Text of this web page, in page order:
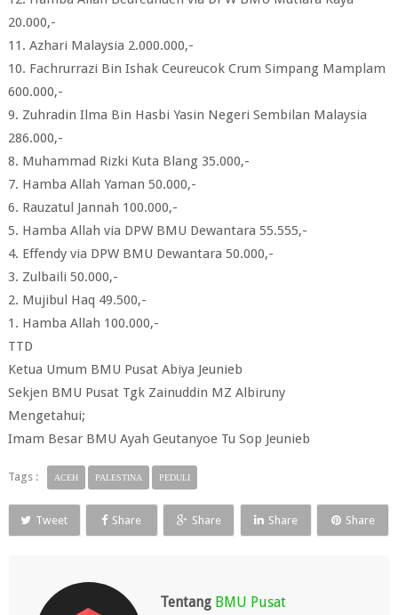
20.000,-
11. Azhari Malaysia 2.000.000,-
10. Fachrurrazi Bin Ishak Ceureucok Crum Simpang Mamplam
600.000,-
9. Zuhradin Ilma Bin Hasbi Yasin Negeri Sembilan Malaysia
286.000,-
8. Muhammad Rizki Kuta Blang 35.000,-
7. Hamba Allah Yaman 50.000,-
6. Rauzatul Jannah 100.000,-
5. Hamba Allah via DPW BMU Dewantara 55.555,-
4. Effendy via DPW BMU Dewantara 50.000,-
3. Zulbaili 50.000,-
2. Mujibul Haq 49.500,-
1. Hamba Allah 100.000,-
TTD
Ketua Umum BMU Pusat Abiya Jeunieb
Sekjen BMU Pusat Tgk Zainuddin MZ Albiruny
Mengetahui;
Imam Besar BMU Ayah Geutanyoe Tu Sop Jeunieb
Tags : ACEH PALESTINA PEDULI
Tweet Share Share Share Share
Tentang BMU Pusat